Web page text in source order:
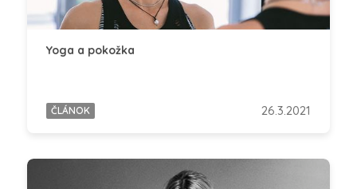
Yoga a pokožka
ČLÁNOK 26.3.2021